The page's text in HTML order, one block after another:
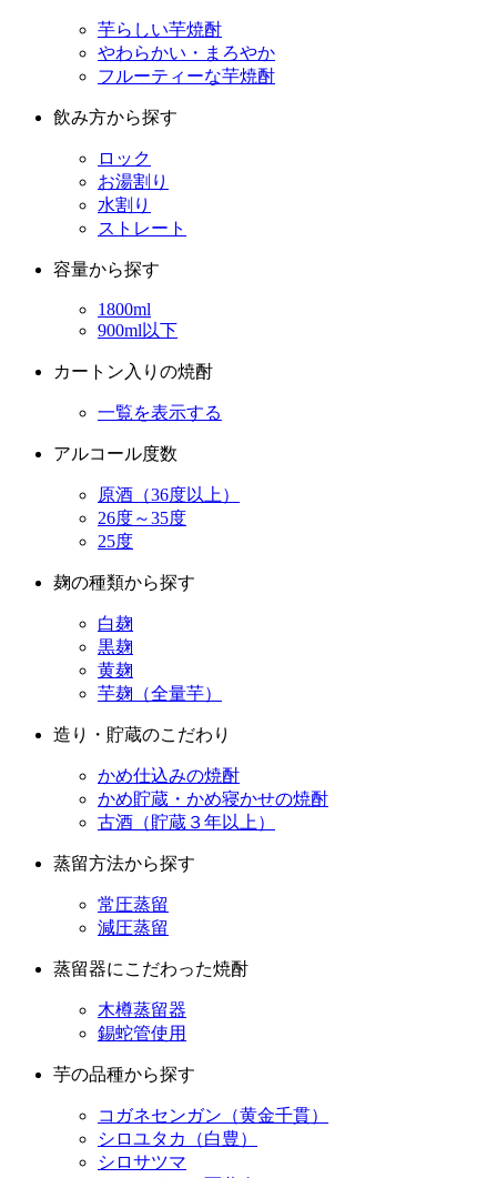
芋らしい芋焼酎
やわらかい・まろやか
フルーティーな芋焼酎
飲み方から探す
ロック
お湯割り
水割り
ストレート
容量から探す
1800ml
900ml以下
カートン入りの焼酎
一覧を表示する
アルコール度数
原酒（36度以上）
26度～35度
25度
麹の種類から探す
白麹
黒麹
黄麹
芋麹（全量芋）
造り・貯蔵のこだわり
かめ仕込みの焼酎
かめ貯蔵・かめ寝かせの焼酎
古酒（貯蔵３年以上）
蒸留方法から探す
常圧蒸留
減圧蒸留
蒸留器にこだわった焼酎
木樽蒸留器
錫蛇管使用
芋の品種から探す
コガネセンガン（黄金千貫）
シロユタカ（白豊）
シロサツマ